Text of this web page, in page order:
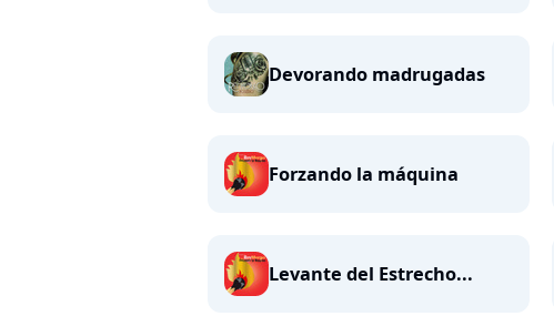
Devorando madrugadas
Forzando la máquina
Levante del Estrecho...